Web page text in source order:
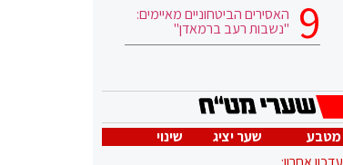
האסירים הביטחוניים מאיימים:
"נשבות רעב ברמאדן"
מטבע שער יציג
שינוי